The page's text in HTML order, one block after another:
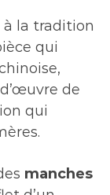
à la tradition
qui
de
qui
manches